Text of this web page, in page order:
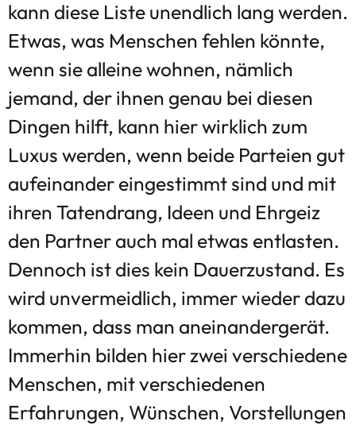
kann diese Liste unendlich lang werden.
Etwas, was Menschen fehlen könnte,
wenn sie alleine wohnen, nämlich
jemand, der ihnen genau bei diesen
Dingen hilft, kann hier wirklich zum
Luxus werden, wenn beide Parteien gut
aufeinander eingestimmt sind und mit
ihren Tatendrang, Ideen und Ehrgeiz
den Partner auch mal etwas entlasten.
Dennoch ist dies kein Dauerzustand. Es
wird unvermeidlich, immer wieder dazu
kommen, dass man aneinandergerät.
Immerhin bilden hier zwei verschiedene
Menschen, mit verschiedenen
Erfahrungen, Wünschen, Vorstellungen